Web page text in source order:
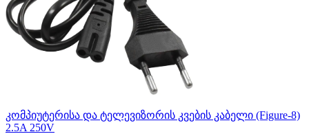
კომპიუტერისა და ტელევიზორის კვების კაბელი (Figure-8)
2.5A 250V